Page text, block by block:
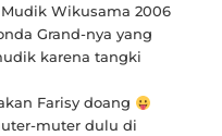
Wikusama 2006
Grand-nya yang
karena tangki
Farisy doang
muter dulu di